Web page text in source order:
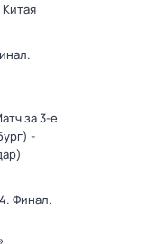
за 3-е
-
Финал.